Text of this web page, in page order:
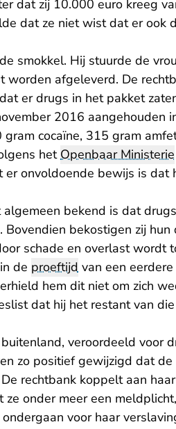
dat zij 10.000 euro kreeg
dat ze niet wist dat er ook
smokkel. Hij stuurde de
worden afgeleverd. De
er drugs in het pakket
2016 aangehouden
gram cocaïne, 315 gram
hetOpenbaar Ministerie
er onvoldoende bewijs is
bekend is dat
bekostigen zij
schade en overlast wordt
de proeftijd van een
hem dit niet om zich
dat hij het restant van
veroordeeld voor
zo positief gewijzigd dat
rechtbank koppelt aan haar
onder meer een
voor haar